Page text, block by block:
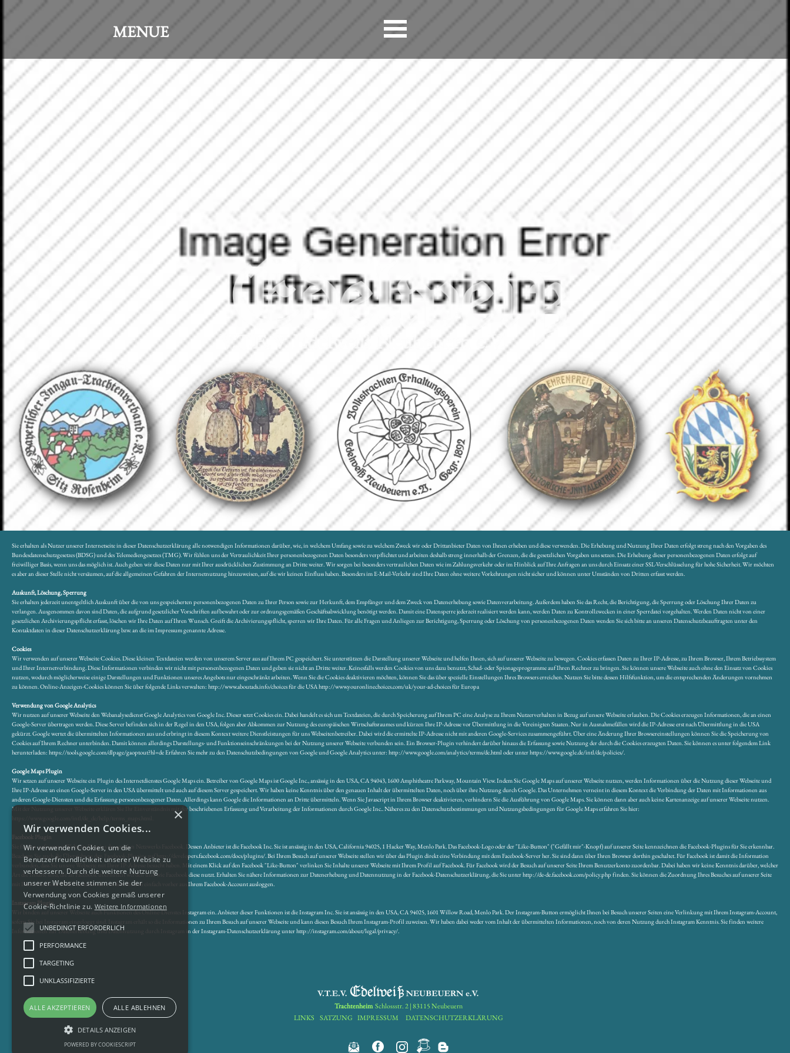
MENUE
Sie erhalten als Nutzer unserer Internetseite in dieser Datenschutzerklärung alle notwendigen Informationen darüber, wie, in welchem Umfang sowie zu welchem Zweck wir oder Drittanbieter Daten von Ihnen erheben und diese verwenden. Die Erhebung und Nutzung Ihrer Daten erfolgt streng nach den Vorgaben des
Bundesdatenschutzgesetzes (BDSG) und des Telemediengesetzes (TMG). Wir fühlen uns der Vertraulichkeit Ihrer personenbezogenen Daten besonders verpflichtet und arbeiten deshalb streng innerhalb der Grenzen, die die gesetzlichen Vorgaben uns setzen. Die Erhebung dieser personenbezogenen Daten erfolgt auf
freiwilliger Basis, wenn uns das möglich ist. Auch geben wir diese Daten nur mit Ihrer ausdrücklichen Zustimmung an Dritte weiter. Wir sorgen bei besonders vertraulichen Daten wie im Zahlungsverkehr oder im Hinblick auf Ihre Anfragen an uns durch Einsatz einer SSL-Verschlüsselung für hohe Sicherheit. Wir möchten
es aber an dieser Stelle nicht versäumen, auf die allgemeinen Gefahren der Internetnutzung hinzuweisen, auf die wir keinen Einfluss haben. Besonders im E-Mail-Verkehr sind Ihre Daten ohne weitere Vorkehrungen nicht sicher und können unter Umständen von Dritten erfasst werden.
Auskunft, Löschung, Sperrung
Sie erhalten jederzeit unentgeltlich Auskunft über die von uns gespeicherten personenbezogenen Daten zu Ihrer Person sowie zur Herkunft, dem Empfänger und dem Zweck von Datenerhebung sowie Datenverarbeitung. Außerdem haben Sie das Recht, die Berichtigung, die Sperrung oder Löschung Ihrer Daten zu
verlangen. Ausgenommen davon sind Daten, die aufgrund gesetzlicher Vorschriften aufbewahrt oder zur ordnungsgemäßen Geschäftsabwicklung benötigt werden. Damit eine Datensperre jederzeit realisiert werden kann, werden Daten zu Kontrollzwecken in einer Sperrdatei vorgehalten. Werden Daten nicht von einer
gesetzlichen Archivierungspflicht erfasst, löschen wir Ihre Daten auf Ihren Wunsch. Greift die Archivierungspflicht, sperren wir Ihre Daten. Für alle Fragen und Anliegen zur Berichtigung, Sperrung oder Löschung von personenbezogenen Daten wenden Sie sich bitte an unseren Datenschutzbeauftragten unter den
Kontaktdaten in dieser Datenschutzerklärung bzw. an die im Impressum genannte Adresse.
Cookies
Wir verwenden auf unserer Webseite Cookies. Diese kleinen Textdateien werden von unserem Server aus auf Ihrem PC gespeichert. Sie unterstützen die Darstellung unserer Webseite und helfen Ihnen, sich auf unserer Webseite zu bewegen. Cookies erfassen Daten zu Ihrer IP-Adresse, zu Ihrem Browser, Ihrem Betriebssystem
und Ihrer Internetverbindung. Diese Informationen verbinden wir nicht mit personenbezogenen Daten und geben sie nicht an Dritte weiter. Keinesfalls werden Cookies von uns dazu benutzt, Schad- oder Spionageprogramme auf Ihren Rechner zu bringen. Sie können unsere Webseite auch ohne den Einsatz von Cookies
nutzen, wodurch möglicherweise einige Darstellungen und Funktionen unseres Angebots nur eingeschränkt arbeiten. Wenn Sie die Cookies deaktivieren möchten, können Sie das über spezielle Einstellungen Ihres Browsers erreichen. Nutzen Sie bitte dessen Hilfsfunktion, um die entsprechenden Änderungen vornehmen
zu können. Online-Anzeigen-Cookies können Sie über folgende Links verwalten: http://www.aboutads.info/choices für die USA http://www.youronlinechoices.com/uk/your-ad-choices für Europa
Verwendung von Google Analytics
Wir nutzen auf unserer Webseite den Webanalysedienst Google Analytics von Google Inc. Dieser setzt Cookies ein. Dabei handelt es sich um Textdateien, die durch Speicherung auf Ihrem PC eine Analyse zu Ihrem Nutzerverhalten in Bezug auf unsere Webseite erlauben. Die Cookies erzeugen Informationen, die an einen
Google-Server übertragen werden. Diese Server befinden sich in der Regel in den USA, folgen aber Abkommen zur Nutzung des europäischen Wirtschaftsraumes und kürzen Ihre IP-Adresse vor Übermittlung in die Vereinigten Staaten. Nur in Ausnahmefällen wird die IP-Adresse erst nach Übermittlung in die USA
gekürzt. Google wertet die übermittelten Informationen aus und erbringt in diesem Kontext weitere Dienstleistungen für uns Webseitenbetreiber. Dabei wird die ermittelte IP-Adresse nicht mit anderen Google-Services zusammengeführt. Über eine Änderung Ihrer Browsereinstellungen können Sie die Speicherung von
Cookies auf Ihrem Rechner unterbinden. Damit können allerdings Darstellungs- und Funktionseinschränkungen bei der Nutzung unserer Webseite verbunden sein. Ein Browser-Plugin verhindert darüber hinaus die Erfassung sowie Nutzung der durch die Cookies erzeugten Daten. Sie können es unter folgendem Link
herunterladen: https://tools.google.com/dlpage/gaoptout?hl=de Erfahren Sie mehr zu den Datenschutzbedingungen von Google und Google Analytics unter: http://www.google.com/analytics/terms/de.html oder unter https://www.google.de/intl/de/policies/.
Google Maps Plugin
Wir setzen auf unserer Webseite ein Plugin des Internetdienstes Google Maps ein. Betreiber von Google Maps ist Google Inc., ansässig in den USA, CA 94043, 1600 Amphitheatre Parkway, Mountain View. Indem Sie Google Maps auf unserer Webseite nutzen, werden Informationen über die Nutzung dieser Webseite und
Ihre IP-Adresse an einen Google-Server in den USA übermittelt und auch auf diesem Server gespeichert. Wir haben keine Kenntnis über den genauen Inhalt der übermittelten Daten, noch über ihre Nutzung durch Google. Das Unternehmen verneint in diesem Kontext die Verbindung der Daten mit Informationen aus
anderen Google-Diensten und die Erfassung personenbezogener Daten. Allerdings kann Google die Informationen an Dritte übermitteln. Wenn Sie Javascript in Ihrem Browser deaktivieren, verhindern Sie die Ausführung von Google Maps. Sie können dann aber auch keine Kartenanzeige auf unserer Webseite nutzen.
Mit der Nutzung unserer Webseite erklären Sie Ihr Einverständnis mit der beschriebenen Erfassung und Verarbeitung der Informationen durch Google Inc.. Näheres zu den Datenschutzbestimmungen und Nutzungsbedingungen für Google Maps erfahren Sie hier:
Sie finden auf unserer Webseite Plugins des sozialen Netzwerks Facebook. Dessen Anbieter ist die Facebook Inc. Sie ist ansässig in den USA, California 94025, 1 Hacker Way, Menlo Park. Das Facebook-Logo oder der "Like-Button" ("Gefällt mir"-Knopf) auf unserer Seite kennzeichnen die Facebook-Plugins für Sie erkennbar.
Beachten Sie auch die Übersicht zu den Facebook-Plugins auf http://developers.facebook.com/docs/plugins/. Bei Ihrem Besuch auf unserer Webseite stellen wir über das Plugin direkt eine Verbindung mit dem Facebook-Server her. Sie sind dann über Ihren Browser dorthin geschaltet. Für Facebook ist damit die Information
verbunden, dass Sie unsere Webseite mit Ihrer IP-Adresse besucht haben. Mit einem Klick auf den Facebook "Like-Button" verlinken Sie Inhalte unserer Webseite mit Ihrem Profil auf Facebook. Für Facebook wird der Besuch auf unserer Seite Ihrem Benutzerkonto zuordenbar. Dabei haben wir keine Kenntnis darüber, welcher
Art die Inhalte sind, die an Facebook übermittelt werden und wie Facebook diese nutzt. Erhalten Sie nähere Informationen zur Datenerhebung und Datennutzung in der Facebook-Datenschutzerklärung, die Sie unter http://de-de.facebook.com/policy.php finden. Sie können die Zuordnung Ihres Besuches auf unserer Seite
mit Ihrem Facebook-Profil unterbinden, indem Sie sich einfach vorher aus Ihrem Facebook-Account ausloggen.
Instagram Plugin
Wir binden auf unserer Webseite auch Funktionen des Online-Dienstes Instagram ein. Anbieter dieser Funktionen ist die Instagram Inc. Sie ist ansässig in den USA, CA 94025, 1601 Willow Road, Menlo Park. Der Instagram-Button ermöglicht Ihnen bei Besuch unserer Seiten eine Verlinkung mit Ihrem Instagram-Account,
sofern Sie bei Instagram eingeloggt sind. Instagram erhält so die Informationen zu Ihrem Besuch auf unserer Webseite und kann diesen Besuch Ihrem Instagram-Profil zuweisen. Wir haben dabei weder vom Inhalt der übermittelten Informationen, noch von deren Nutzung durch Instagram Kenntnis. Sie finden weitere
Informationen zur Datenerhebung und Datennutzung durch Instagram in der Instagram-Datenschutzerklärung unter http://instagram.com/about/legal/privacy/.
TrachtenheimSchlossstr. 2 | 83115 Neubeuern
LINKS
SATZUNG IMPRESSUM DATENSCHUTZERKLÄRUNG
×
Wir verwenden Cookies...
Wir verwenden Cookies, um die
Benutzerfreundlichkeit unserer Website zu
verbessern. Durch die weitere Nutzung
unserer Webseite stimmen Sie der
Verwendung von Cookies gemäß unserer
Cookie-Richtlinie zu. Weitere Informationen
UNBEDINGT ERFORDERLICH
PERFORMANCE
TARGETING
UNKLASSIFIZIERTE
ALLE AKZEPTIEREN ALLE ABLEHNEN
DETAILS ANZEIGEN
POWERED BY COOKIESCRIPT